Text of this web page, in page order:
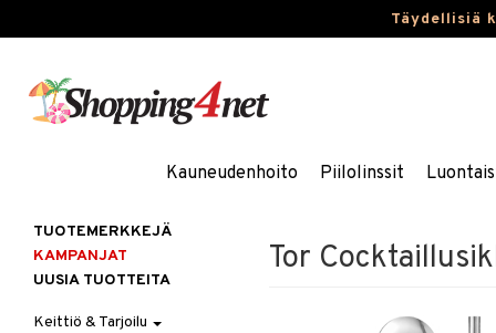
Täydellisiä
Kauneudenhoito Piilolinssit
Tor
TUOTEMERKKEJÄ
KAMPANJAT
UUSIA TUOTTEITA
Keittiö & Tarjoilu